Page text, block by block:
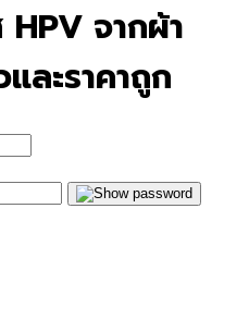
HPV จากผ้า
ละราคาถูก